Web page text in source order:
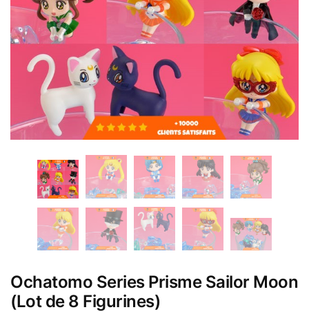
Ochatomo Series Prisme Sailor Moon
(Lot de 8 Figurines)